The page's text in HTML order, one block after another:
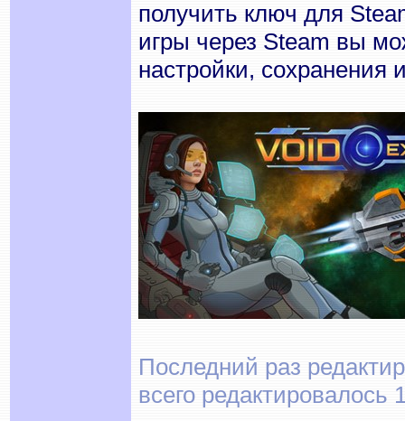
получить ключ для
игры через Steam вы
настройки, сохранения
Последний раз
всего редактировалось